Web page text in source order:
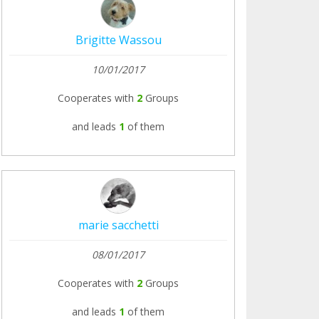
Brigitte Wassou
10/01/2017
Cooperates with 2 Groups
and leads 1 of them
marie sacchetti
08/01/2017
Cooperates with 2 Groups
and leads 1 of them